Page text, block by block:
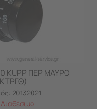
KUPP ΠΕΡ ΜΑΥΡΟ
20132021